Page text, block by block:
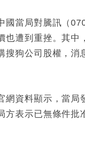
國當局對騰訊（
也遭到重挫。其
搜狗公司股權，消
網資料顯示，當
方表示已無條件